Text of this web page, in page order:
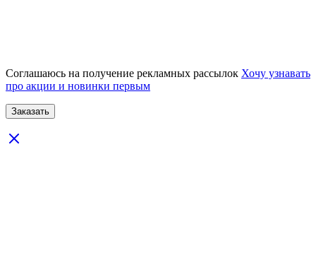
Соглашаюсь на получение рекламных рассылок Хочу узнавать
про акции и новинки первым